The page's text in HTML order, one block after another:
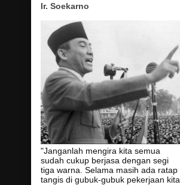
Ir. Soekarno
"Janganlah mengira kita semua
sudah cukup berjasa dengan segi
tiga warna. Selama masih ada ratap
tangis di gubuk-gubuk pekerjaan kita